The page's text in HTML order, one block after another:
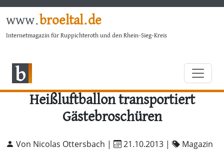
www.broeltal.de
Internetmagazin für Ruppichteroth und den Rhein-Sieg-Kreis
Heißluftballon transportiert
Gästebroschüren
Von Nicolas Ottersbach | 21.10.2013 | Magazin